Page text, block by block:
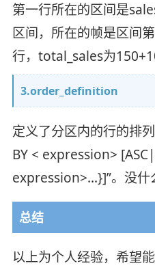
第一行所在的区间是
区间，所在的帧是区间
行，total_sales为
3.order_definition
定义了分区内的行的排
BY < expression>
expression>…}]”。没什
总结
以上为个人经验，希望